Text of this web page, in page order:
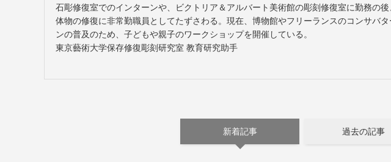
石彫修復室でのインターンや、ビクトリア＆アルバート美術館の彫刻修復室に勤務の
体物の修復に非常勤職員としてたずさわる。現在、博物館やフリーランスのコンサバ
ンの普及のため、子どもや親子のワークショップを開催している。
東京藝術大学保存修復彫刻研究室 教育研究助手
新着記事 過去の記事